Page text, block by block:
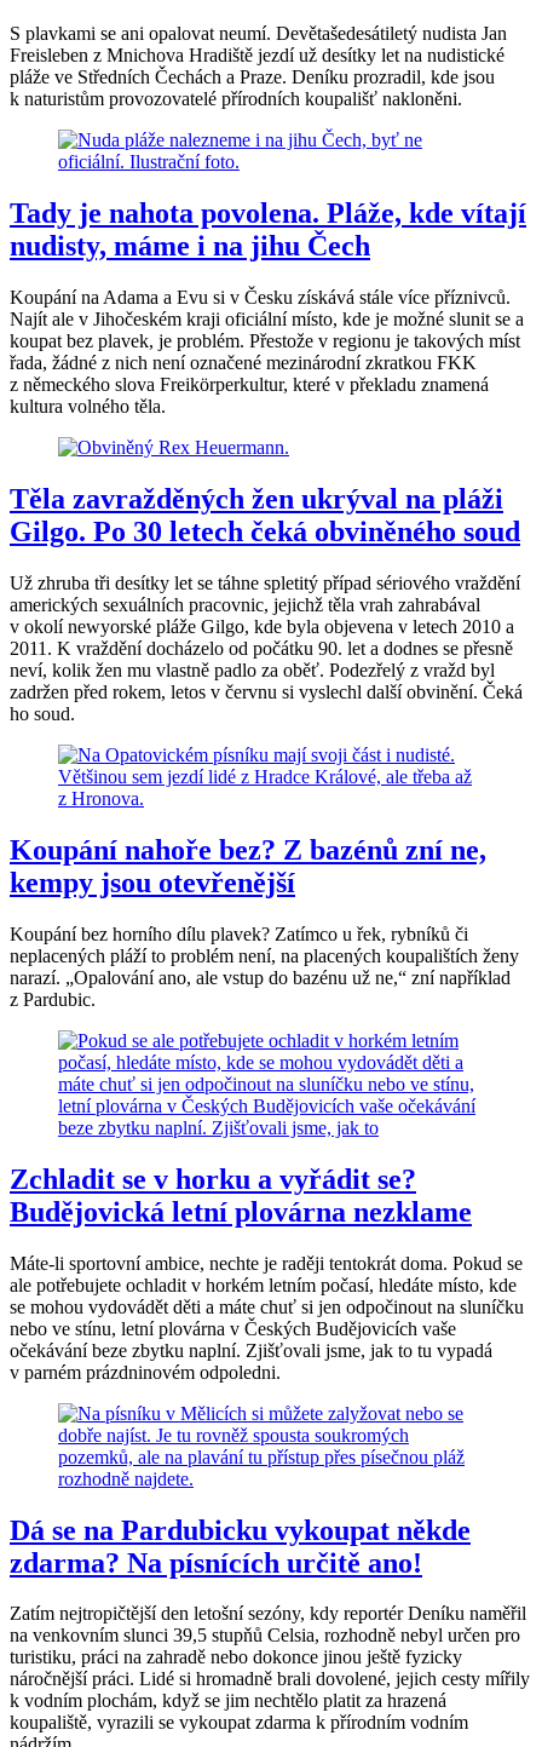
S plavkami se ani opalovat neumí. Devětašedesátiletý nudista Jan
Freisleben z Mnichova Hradiště jezdí už desítky let na nudistické
pláže ve Středních Čechách a Praze. Deníku prozradil, kde jsou
k naturistům provozovatelé přírodních koupališť nakloněni.
Tady je nahota povolena. Pláže, kde vítají
nudisty, máme i na jihu Čech
Koupání na Adama a Evu si v Česku získává stále více příznivců.
Najít ale v Jihočeském kraji oficiální místo, kde je možné slunit se a
koupat bez plavek, je problém. Přestože v regionu je takových míst
řada, žádné z nich není označené mezinárodní zkratkou FKK
z německého slova Freikörperkultur, které v překladu znamená
kultura volného těla.
Těla zavražděných žen ukrýval na pláži
Gilgo. Po 30 letech čeká obviněného soud
Už zhruba tři desítky let se táhne spletitý případ sériového vraždění
amerických sexuálních pracovnic, jejichž těla vrah zahrabával
v okolí newyorské pláže Gilgo, kde byla objevena v letech 2010 a
2011. K vraždění docházelo od počátku 90. let a dodnes se přesně
neví, kolik žen mu vlastně padlo za oběť. Podezřelý z vražd byl
zadržen před rokem, letos v červnu si vyslechl další obvinění. Čeká
ho soud.
Koupání nahoře bez? Z bazénů zní ne,
kempy jsou otevřenější
Koupání bez horního dílu plavek? Zatímco u řek, rybníků či
neplacených pláží to problém není, na placených koupalištích ženy
narazí. „Opalování ano, ale vstup do bazénu už ne,“ zní například
z Pardubic.
Zchladit se v horku a vyřádit se?
Budějovická letní plovárna nezklame
Máte-li sportovní ambice, nechte je raději tentokrát doma. Pokud se
ale potřebujete ochladit v horkém letním počasí, hledáte místo, kde
se mohou vydovádět děti a máte chuť si jen odpočinout na sluníčku
nebo ve stínu, letní plovárna v Českých Budějovicích vaše
očekávání beze zbytku naplní. Zjišťovali jsme, jak to tu vypadá
v parném prázdninovém odpoledni.
Dá se na Pardubicku vykoupat někde
zdarma? Na písnících určitě ano!
Zatím nejtropičtější den letošní sezóny, kdy reportér Deníku naměřil
na venkovním slunci 39,5 stupňů Celsia, rozhodně nebyl určen pro
turistiku, práci na zahradě nebo dokonce jinou ještě fyzicky
náročnější práci. Lidé si hromadně brali dovolené, jejich cesty mířily
k vodním plochám, když se jim nechtělo platit za hrazená
koupaliště, vyrazili se vykoupat zdarma k přírodním vodním